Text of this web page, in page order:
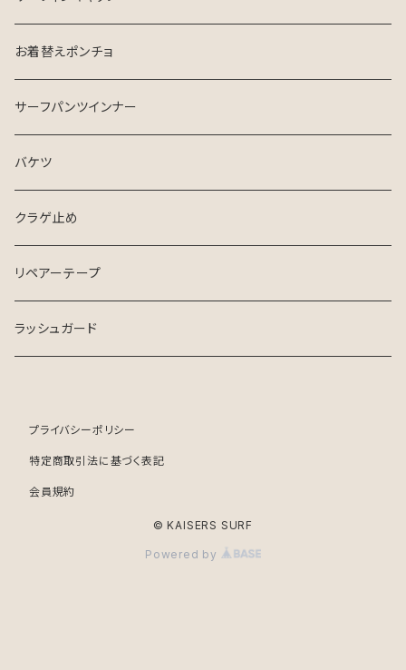
お着替えポンチョ
サーフパンツインナー
バケツ
クラゲ止め
リペアーテープ
ラッシュガード
プライバシーポリシー
特定商取引法に基づく表記
会員規約
© KAISERS SURF
Powered by